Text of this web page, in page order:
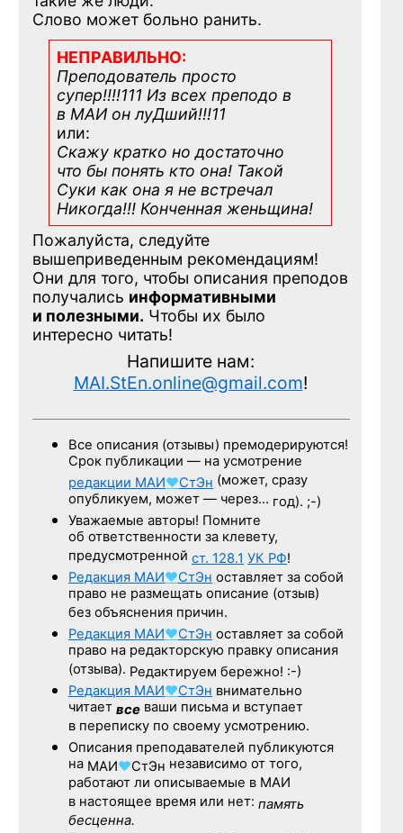
Слово может больно ранить.
НЕПРАВИЛЬНО:
Преподователь просто
супер!!!!111 Из всех преподо в
в МАИ он луДший!!!11
или:
Скажу кратко но достаточно
что бы понять кто она! Такой
Суки как она я не встречал
Никогда!!! Конченная женьщина!
Пожалуйста, следуйте
вышеприведенным рекомендациям!
Они для того, чтобы описания преподов
получались информативными
и полезными. Чтобы их было
интересно читать!
Напишите нам:
MAI.StEn.online@gmail.com!
Все описания (отзывы) премодерируются!
Срок публикации — на усмотрение
редакции МАИ♥СтЭн (может, сразу
опубликуем, может — через… год). ;-)
Уважаемые авторы! Помните
об ответственности за клевету,
предусмотренной ст. 128.1 УК РФ!
Редакция МАИ♥СтЭн оставляет за собой
право не размещать описание (отзыв)
без объяснения причин.
Редакция МАИ♥СтЭн оставляет за собой
право на редакторскую правку описания
(отзыва). Редактируем бережно! :-)
Редакция МАИ♥СтЭн внимательно
читает все ваши письма и вступает
в переписку по своему усмотрению.
Описания преподавателей публикуются
на МАИ♥СтЭн независимо от того,
работают ли описываемые в МАИ
в настоящее время или нет: память
бесценна.